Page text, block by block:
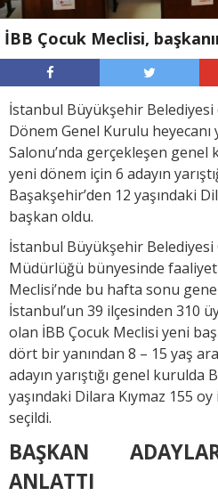
İBB Çocuk Meclisi,
İstanbul Büyükşehir Belediyesi
Dönem Genel Kurulu heyecanı
Salonu’nda gerçekleşen genel
yeni dönem için 6 adayın
Başakşehir’den 12 yaşındaki
başkan oldu.
İstanbul Büyükşehir Belediyesi
Müdürlüğü bünyesinde
Meclisi’nde bu hafta sonu
İstanbul’un 39 ilçesinden 310
olan İBB Çocuk Meclisi yeni
dört bir yanından 8 – 15 yaş
adayın yarıştığı genel kurulda
yaşındaki Dilara Kıymaz 155
seçildi.
BAŞKAN
ANLATTI